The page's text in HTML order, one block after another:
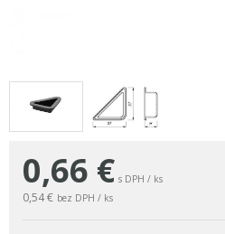
0,66 € s DPH / ks
0,54 € bez DPH / ks